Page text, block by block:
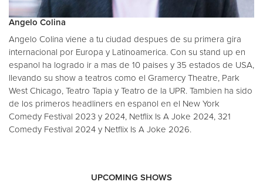
Angelo Colina
Angelo Colina viene a tu ciudad despues de su primera gira
internacional por Europa y Latinoamerica. Con su stand up en
espanol ha logrado ir a mas de 10 paises y 35 estados de USA,
llevando su show a teatros como el Gramercy Theatre, Park
West Chicago, Teatro Tapia y Teatro de la UPR. Tambien ha sido
de los primeros headliners en espanol en el New York
Comedy Festival 2023 y 2024, Netflix Is A Joke 2024, 321
Comedy Festival 2024 y Netflix Is A Joke 2026.
UPCOMING SHOWS